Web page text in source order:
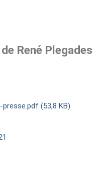
René Plegades
presse.pdf (53,8 KB)